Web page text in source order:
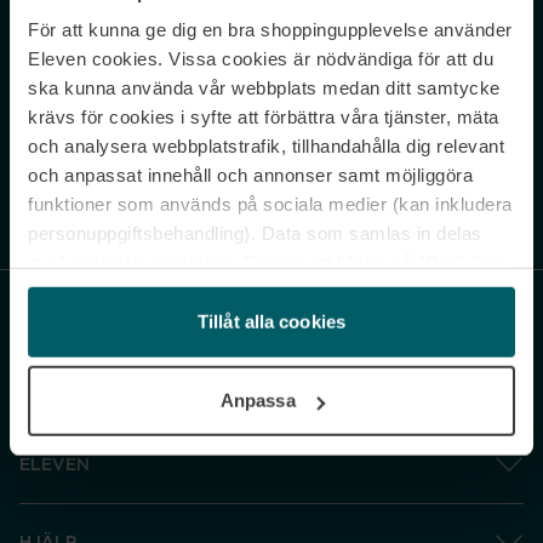
För att kunna ge dig en bra shoppingupplevelse använder
Eleven cookies. Vissa cookies är nödvändiga för att du
ska kunna använda vår webbplats medan ditt samtycke
krävs för cookies i syfte att förbättra våra tjänster, mäta
och analysera webbplatstrafik, tillhandahålla dig relevant
och anpassat innehåll och annonser samt möjliggöra
funktioner som används på sociala medier (kan inkludera
personuppgiftsbehandling). Data som samlas in delas
och gå vidare” accepterar du samtliga cookies medan du
under ”Inställningar” kan anpassa användningen av
cookies. Du kan återkalla ditt samtycke när som helst.
Tillåt alla cookies
Anpassa
Never miss a beat.
Sign up to our newsletter.
Genom att prenumerera accepterar du vår Integritetspolicy. Avprenumerera
ELEVEN